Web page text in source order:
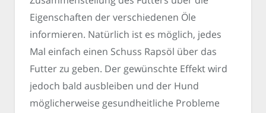
Eigenschaften der verschiedenen Öle
informieren. Natürlich ist es möglich, jedes
Mal einfach einen Schuss Rapsöl über das
Futter zu geben. Der gewünschte Effekt wird
jedoch bald ausbleiben und der Hund
möglicherweise gesundheitliche Probleme